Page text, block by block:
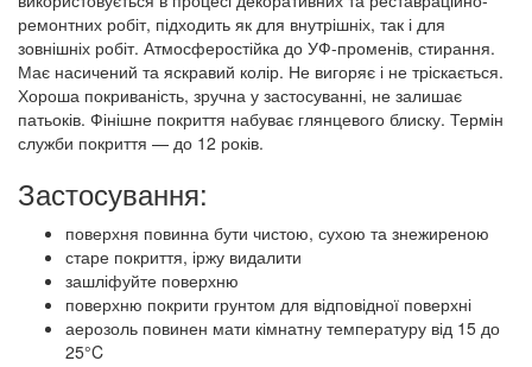
ремонтних робіт, підходить як для внутрішніх, так і для
зовнішніх робіт. Атмосферостійка до УФ-променів, стирання.
Має насичений та яскравий колір. Не вигоряє і не тріскається.
Хороша покриваність, зручна у застосуванні, не залишає
патьоків. Фінішне покриття набуває глянцевого блиску. Термін
служби покриття — до 12 років.
Застосування:
поверхня повинна бути чистою, сухою та знежиреною
старе покриття, іржу видалити
зашліфуйте поверхню
поверхню покрити грунтом для відповідної поверхні
аерозоль повинен мати кімнатну температуру від 15 до
25°C